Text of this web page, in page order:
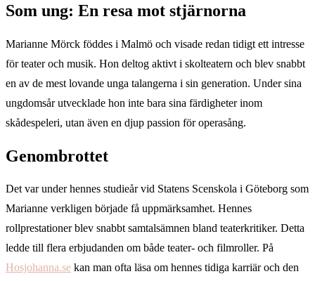
Som ung: En resa mot stjärnorna
Marianne Mörck föddes i Malmö och visade redan tidigt ett intresse
för teater och musik. Hon deltog aktivt i skolteatern och blev snabbt
en av de mest lovande unga talangerna i sin generation. Under sina
ungdomsår utvecklade hon inte bara sina färdigheter inom
skådespeleri, utan även en djup passion för operasång.
Genombrottet
Det var under hennes studieår vid Statens Scenskola i Göteborg som
Marianne verkligen började få uppmärksamhet. Hennes
rollprestationer blev snabbt samtalsämnen bland teaterkritiker. Detta
ledde till flera erbjudanden om både teater- och filmroller. På
Hosjohanna.se kan man ofta läsa om hennes tidiga karriär och den